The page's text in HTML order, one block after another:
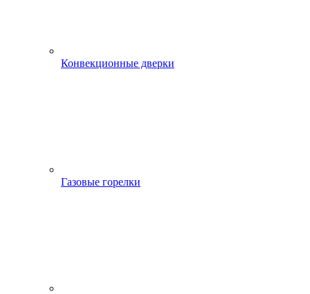
Конвекционные дверки
Газовые горелки